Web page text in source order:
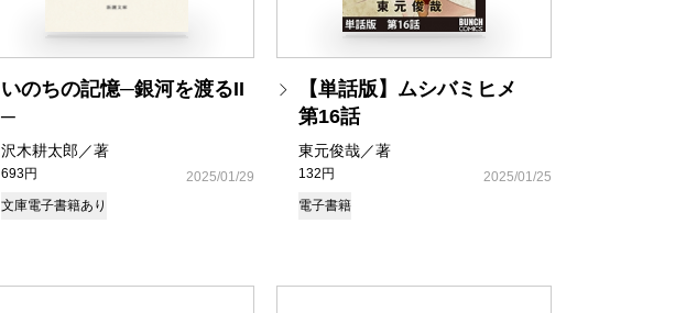
いのちの記憶─銀河を渡るII
─
沢木耕太郎／著
693円
2025/01/29
文庫電子書籍あり
【単話版】ムシバミヒメ
第16話
東元俊哉／著
132円
2025/01/25
電子書籍